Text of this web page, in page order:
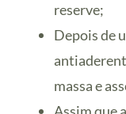
reserve;
Depois de
massa e